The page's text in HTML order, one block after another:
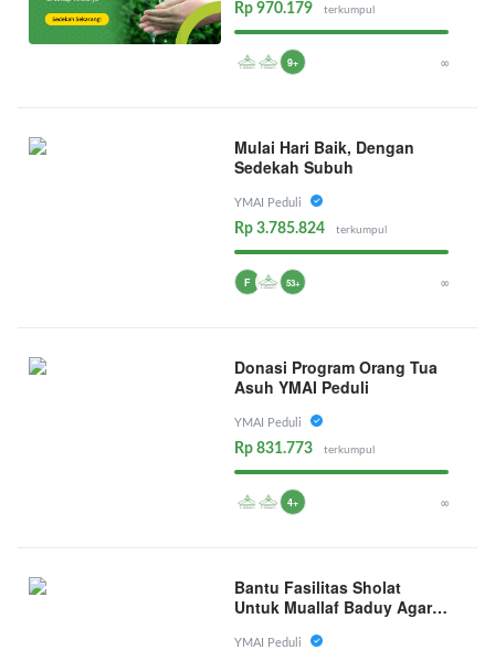
Rp 970.179 terkumpul
9+ ∞
Mulai Hari Baik, Dengan
Sedekah Subuh
YMAI Peduli
Rp 3.785.824 terkumpul
F 53+ ∞
Donasi Program Orang Tua
Asuh YMAI Peduli
YMAI Peduli
Rp 831.773 terkumpul
4+ ∞
Bantu Fasilitas Sholat
Untuk Muallaf Baduy Agar
YMAI Peduli